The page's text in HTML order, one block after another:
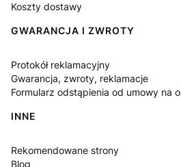
Koszty dostawy
GWARANCJA I ZWROTY
Protokół reklamacyjny
Gwarancja, zwroty, reklamacje
Formularz odstąpienia od umowy na
INNE
Rekomendowane strony
Blog